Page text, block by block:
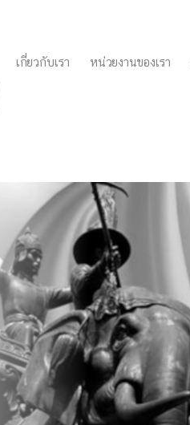
เกี่ยวกับเรา หน่วยงานของเรา
เรื่องร้องเรีย
พ.ศ.2566 3/